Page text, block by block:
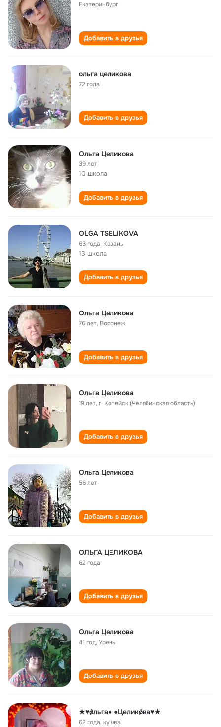
Екатеринбург
Добавить в друзья
ольга целикова
72 года
Добавить в друзья
Ольга Целикова
39 лет
10 школа
Добавить в друзья
OLGA TSELIKOVA
63 года, Казань
13 школа
Добавить в друзья
Ольга Целикова
76 лет, Воронеж
Добавить в друзья
Ольга Целикова
19 лет,г. Копейск (Челябинская область)
Добавить в друзья
Ольга Целикова
56 лет
Добавить в друзья
ОЛЬГА ЦЕЛИКОВА
62 года
Добавить в друзья
Ольга Целикова
41 год,Урень
Добавить в друзья
★♥ǿльга● ●Целикǿва♥★
62 года,кушва